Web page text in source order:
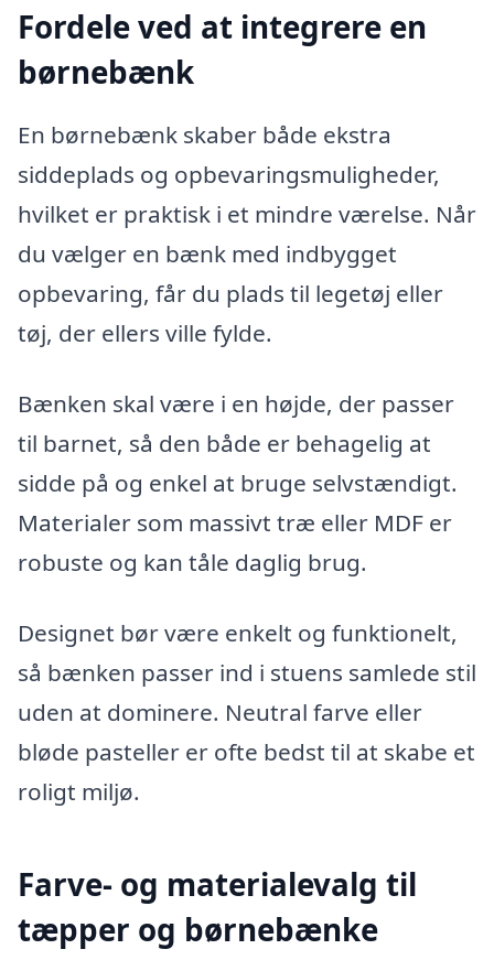
Fordele ved at integrere en
børnebænk
En børnebænk skaber både ekstra
siddeplads og opbevaringsmuligheder,
hvilket er praktisk i et mindre værelse. Når
du vælger en bænk med indbygget
opbevaring, får du plads til legetøj eller
tøj, der ellers ville fylde.
Bænken skal være i en højde, der passer
til barnet, så den både er behagelig at
sidde på og enkel at bruge selvstændigt.
Materialer som massivt træ eller MDF er
robuste og kan tåle daglig brug.
Designet bør være enkelt og funktionelt,
så bænken passer ind i stuens samlede stil
uden at dominere. Neutral farve eller
bløde pasteller er ofte bedst til at skabe et
roligt miljø.
Farve- og materialevalg til
tæpper og børnebænke